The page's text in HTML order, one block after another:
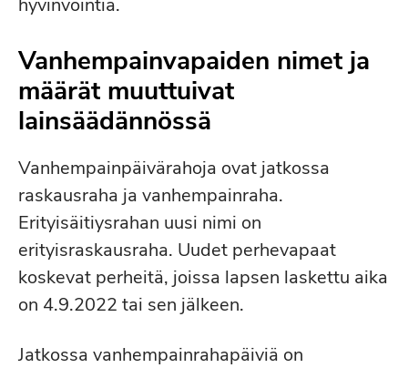
hyvinvointia.
Vanhempainvapaiden nimet ja
määrät muuttuivat
lainsäädännössä
Vanhempainpäivärahoja ovat jatkossa
raskausraha ja vanhempainraha.
Erityisäitiysrahan uusi nimi on
erityisraskausraha. Uudet perhevapaat
koskevat perheitä, joissa lapsen laskettu aika
on 4.9.2022 tai sen jälkeen.
Jatkossa vanhempainrahapäiviä on